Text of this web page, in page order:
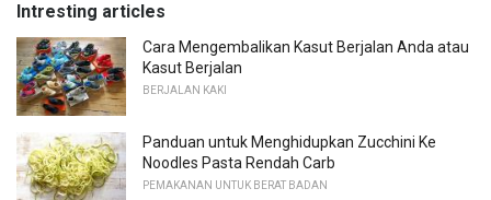
Intresting articles
Cara Mengembalikan Kasut Berjalan Anda atau
Kasut Berjalan
BERJALAN KAKI
Panduan untuk Menghidupkan Zucchini Ke
Noodles Pasta Rendah Carb
PEMAKANAN UNTUK BERAT BADAN